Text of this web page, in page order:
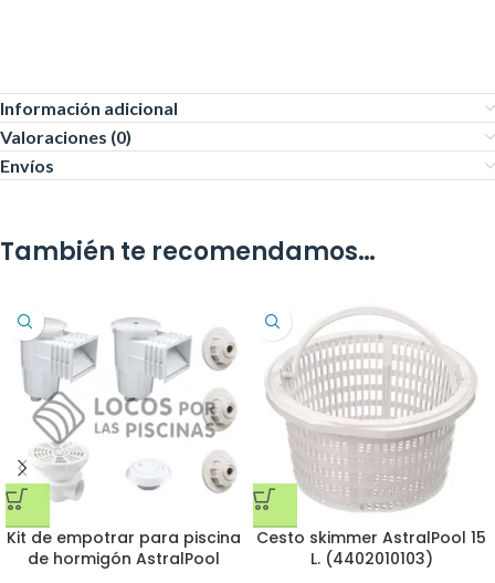
Información adicional
Valoraciones (0)
Envíos
También te recomendamos…
Kit de empotrar para piscina
de hormigón AstralPool
Cesto skimmer AstralPool 15
L. (4402010103)